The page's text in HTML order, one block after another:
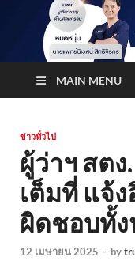
MAIN MENU
ข่าวทั่วไป
ผู้ว่าฯ สต
เต็มที่ แจ้
ผิดชอบทั้
12 เมษายน 2025 - by